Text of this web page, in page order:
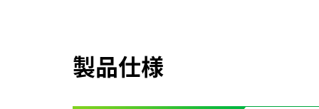
製品仕様